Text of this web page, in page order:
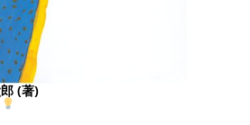
(著)